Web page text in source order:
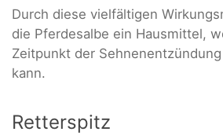
Durch diese vielfältigen
die Pferdesalbe ein Hausmittel,
Zeitpunkt der
kann.
Retterspitz